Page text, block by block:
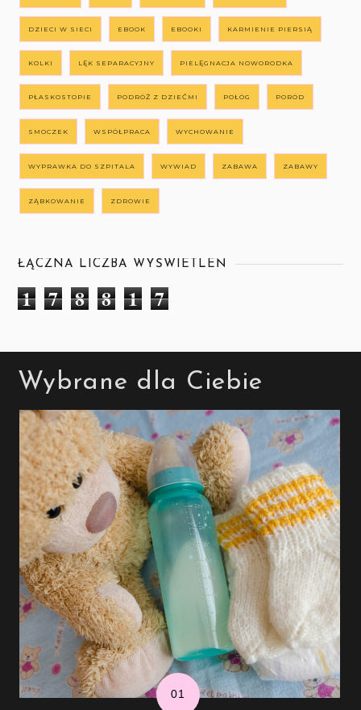
DZIECI W SIECI EBOOK EBOOKI KARMIENIE PIERSIĄ
KOLKI LĘK SEPARACYJNY PIELĘGNACJA NOWORODKA
PŁASKOSTOPIE PODRÓŻ Z DZIEĆMI POŁÓG PORÓD
SMOCZEK WSPÓŁPRACA WYCHOWANIE
WYPRAWKA DO SZPITALA WYWIAD ZABAWA ZABAWY
ZĄBKOWANIE ZDROWIE
ŁĄCZNA LICZBA WYŚWIETLEŃ
1 7 8 8 1 7
Wybrane dla Ciebie